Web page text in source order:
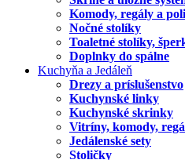
Komody, regály a
Nočné stolíky
Toaletné stolíky,
Doplnky do spálne
Kuchyňa a Jedáleň
Drezy a príslušenstvo
Kuchynské linky
Kuchynské skrinky
Vitríny, komody,
Jedálenské sety
Stoličky